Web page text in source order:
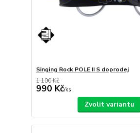
Singing Rock POLE II S doprodej
1 100 Kč
990 Kč/ks
Zvolit variantu